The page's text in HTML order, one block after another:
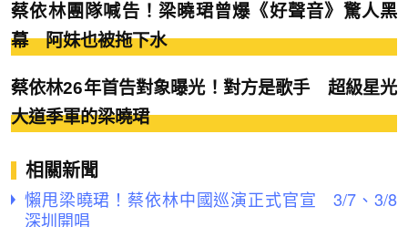
蔡依林團隊喊告！梁曉珺曾爆《好聲音》驚人黑
幕 阿妹也被拖下水
蔡依林26年首告對象曝光！對方是歌手 超級星光
大道季軍的梁曉珺
相關新聞
懶甩梁曉珺！蔡依林中國巡演正式官宣 3/7、3/8
深圳開唱